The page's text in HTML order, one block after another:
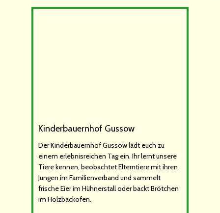
Kinderbauernhof Gussow
Der Kinderbauernhof Gussow lädt euch zu
einem erlebnisreichen Tag ein. Ihr lernt unsere
Tiere kennen, beobachtet Elterntiere mit ihren
Jungen im Familienverband und sammelt
frische Eier im Hühnerstall oder backt Brötchen
im Holzbackofen.